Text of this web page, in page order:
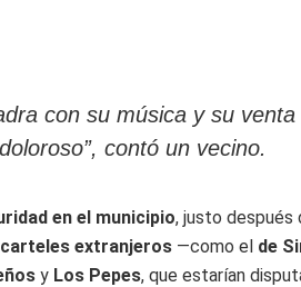
con su música y su venta
contó un vecino.
en el municipio, justo después
extranjeros —como el de
y Los Pepes, que estarían